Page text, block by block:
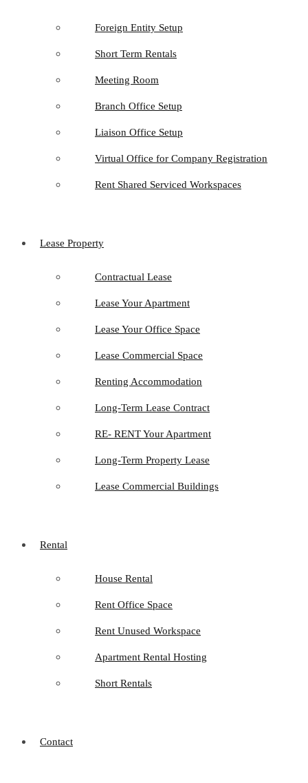
Foreign Entity Setup
Short Term Rentals
Meeting Room
Branch Office Setup
Liaison Office Setup
Virtual Office for Company Registration
Rent Shared Serviced Workspaces
Lease Property
Contractual Lease
Lease Your Apartment
Lease Your Office Space
Lease Commercial Space
Renting Accommodation
Long-Term Lease Contract
RE- RENT Your Apartment
Long-Term Property Lease
Lease Commercial Buildings
Rental
House Rental
Rent Office Space
Rent Unused Workspace
Apartment Rental Hosting
Short Rentals
Contact